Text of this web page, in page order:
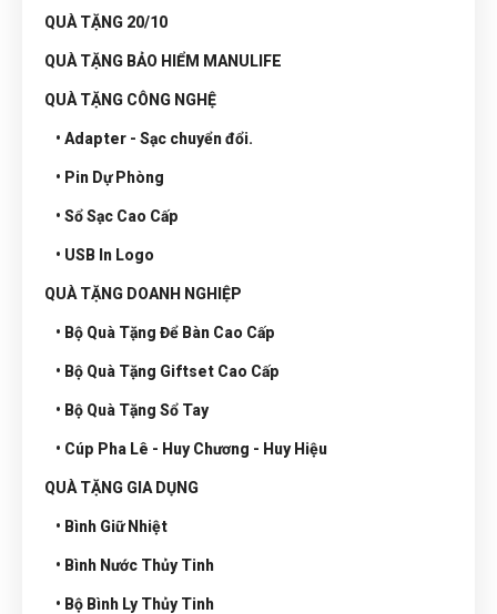
QUÀ TẶNG 20/10
QUÀ TẶNG BẢO HIỂM MANULIFE
QUÀ TẶNG CÔNG NGHỆ
• Adapter - Sạc chuyển đổi.
• Pin Dự Phòng
• Sổ Sạc Cao Cấp
• USB In Logo
QUÀ TẶNG DOANH NGHIỆP
• Bộ Quà Tặng Để Bàn Cao Cấp
• Bộ Quà Tặng Giftset Cao Cấp
• Bộ Quà Tặng Sổ Tay
• Cúp Pha Lê - Huy Chương - Huy Hiệu
QUÀ TẶNG GIA DỤNG
• Bình Giữ Nhiệt
• Bình Nước Thủy Tinh
• Bộ Bình Ly Thủy Tinh